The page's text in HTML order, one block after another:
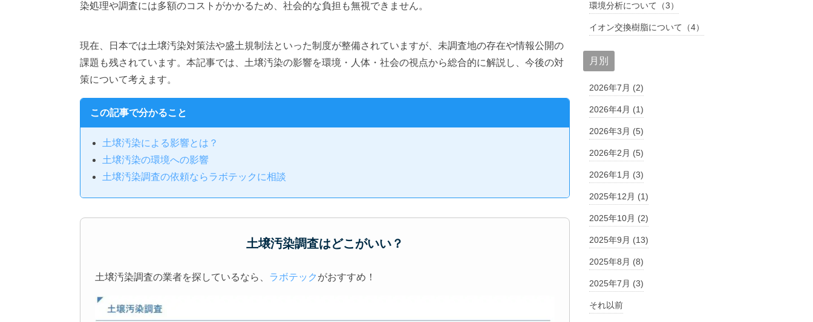
染処理や調査には多額のコストがかかるため、社会的な負担も無視できません。
現在、日本では土壌汚染対策法や盛土規制法といった制度が整備されていますが、未調査地の存在や情報公開の
課題も残されています。本記事では、土壌汚染の影響を環境・人体・社会の視点から総合的に解説し、今後の対
策について考えます。
この記事で分かること
土壌汚染による影響とは？
土壌汚染の環境への影響
土壌汚染調査の依頼ならラボテックに相談
土壌汚染調査はどこがいい？
土壌汚染調査の業者を探しているなら、 ラボテック がおすすめ！
環境分析について（3）
イオン交換樹脂について（4）
月別
2026年7月 (2)
2026年4月 (1)
2026年3月 (5)
2026年2月 (5)
2026年1月 (3)
2025年12月 (1)
2025年10月 (2)
2025年9月 (13)
2025年8月 (8)
2025年7月 (3)
それ以前